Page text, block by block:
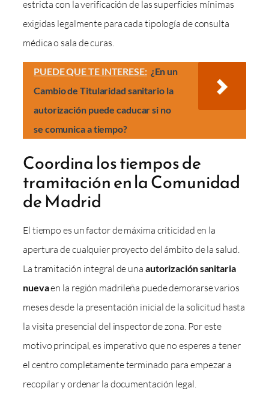
estricta con la verificación de las superficies mínimas
exigidas legalmente para cada tipología de consulta
médica o sala de curas.
PUEDE QUE TE INTERESE: ¿En un
Cambio de Titularidad sanitario la
autorización puede caducar si no
se comunica a tiempo?
Coordina los tiempos de
tramitación en la Comunidad
de Madrid
El tiempo es un factor de máxima criticidad en la
apertura de cualquier proyecto del ámbito de la salud.
La tramitación integral de una autorización sanitaria
nuevaen la región madrileña puede demorarse varios
meses desde la presentación inicial de la solicitud hasta
la visita presencial del inspector de zona. Por este
motivo principal, es imperativo que no esperes a tener
el centro completamente terminado para empezar a
recopilar y ordenar la documentación legal.